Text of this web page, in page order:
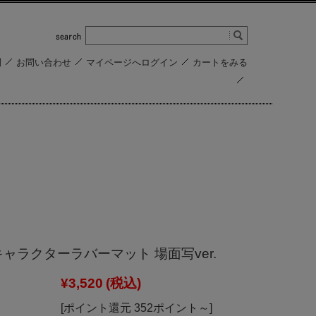
お問い合わせ マイページへログイン カートをみる
ラクターラバーマット 場面写ver.
¥3,520 (税込)
[ポイント還元 352ポイント～]